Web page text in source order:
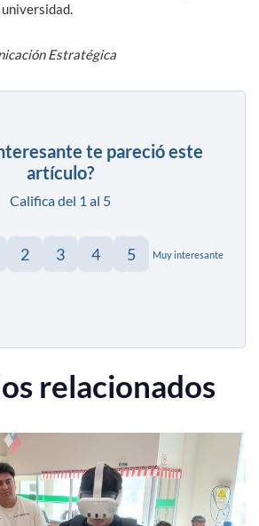
Estratégica
te pareció este
artículo?
Califica del 1 al 5
2 3 4 5 Muy interesante
relacionados